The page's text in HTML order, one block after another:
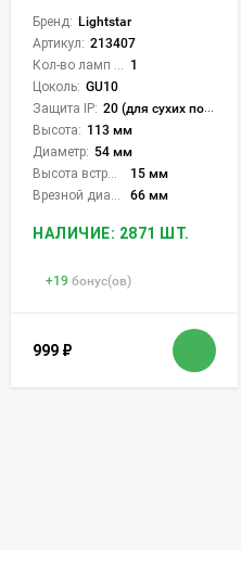
Бренд: Lightstar
Артикул: 213407
Кол-во ламп или LED: 1
Цоколь: GU10
Защита IP: 20 (для сухих пом.)
Высота: 113 мм
Диаметр: 54 мм
Высота встройки:
15 мм
Врезной диаметр:
66 мм
НАЛИЧИЕ: 2871 ШТ.
+19 бонус(ов)
999 ₽